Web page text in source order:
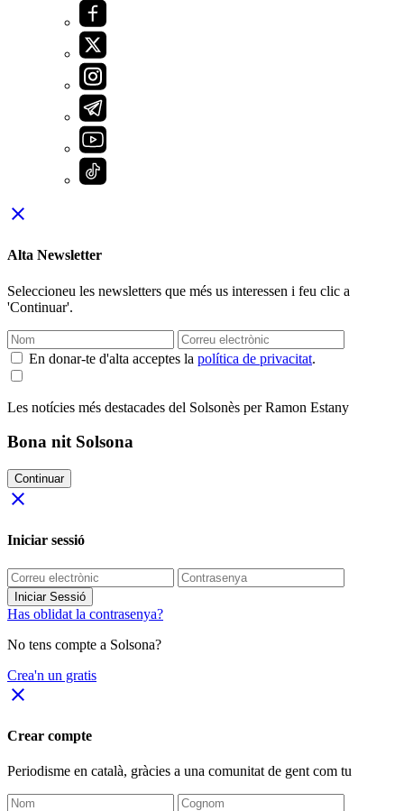
close
Alta Newsletter
Seleccioneu les newsletters que més us interessen i feu clic a
'Continuar'.
En donar-te d'alta acceptes la política de privacitat.
Les notícies més destacades del Solsonès per Ramon Estany
Bona nit Solsona
Continuar
close
Iniciar sessió
Iniciar Sessió
Has oblidat la contrasenya?
No tens compte a Solsona?
Crea'n un gratis
close
Crear compte
Periodisme en català, gràcies a una comunitat de gent com tu